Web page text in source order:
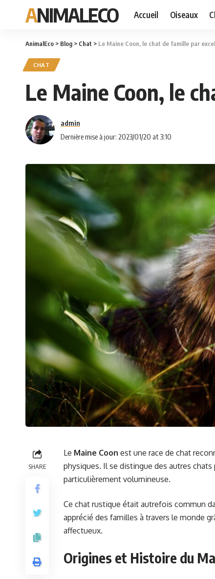
ANIMALECO Accueil Oiseaux
AnimalEco > Blog > Chat > Le Maine Coon, le chat de famille par
CHAT
Le Maine Coon, le
admin
Dernière mise à jour: 2023/01/20 at 3:10
SHARE
Le Maine Coon est une race de chat
physiques. Il se distingue des autres
particulièrement volumineuse.
Ce chat rustique était autrefois commun
apprécié des familles à travers le monde
affectueux.
Origines et Histoire du